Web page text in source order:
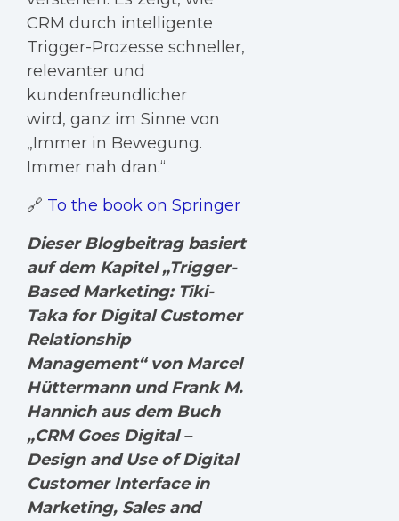
CRM durch intelligente
Trigger-Prozesse schneller,
relevanter und
kundenfreundlicher
wird, ganz im Sinne von
„Immer in Bewegung.
Immer nah dran.“
🔗 To the book on Springer
Dieser Blogbeitrag basiert
auf dem Kapitel „Trigger-
Based Marketing: Tiki-
Taka for Digital Customer
Relationship
Management“ von Marcel
Hüttermann und Frank M.
Hannich aus dem Buch
„CRM Goes Digital –
Design and Use of Digital
Customer Interface in
Marketing, Sales and